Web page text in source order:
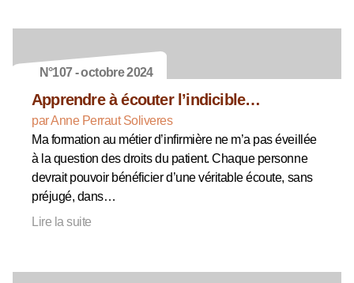
N°107 - octobre 2024
Apprendre à écouter l’indicible…
par Anne Perraut Soliveres
Ma formation au métier d’infirmière ne m’a pas éveillée
à la question des droits du patient. Chaque personne
devrait pouvoir bénéficier d’une véritable écoute, sans
préjugé, dans…
Lire la suite